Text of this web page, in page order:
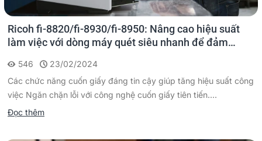
Ricoh fi-8820/fi-8930/fi-8950: Nâng cao hiệu suất
làm việc với dòng máy quét siêu nhanh để đảm
546
23/02/2024
Các chức năng cuốn giấy đáng tin cậy giúp tăng hiệu suất công
việc Ngăn chặn lỗi với công nghệ cuốn giấy tiên tiến....
Đọc thêm